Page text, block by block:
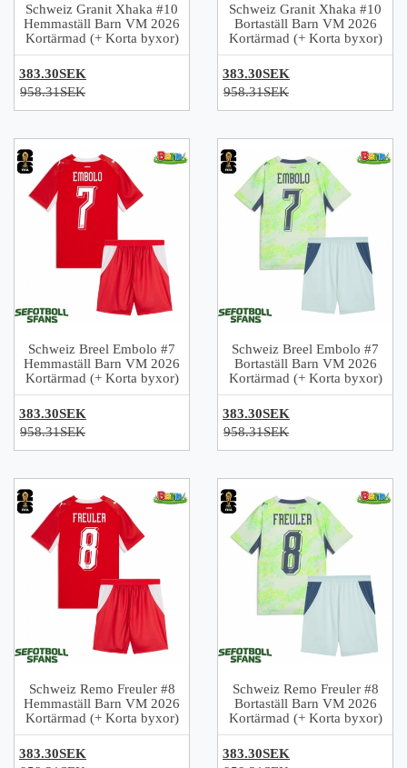
Schweiz Granit Xhaka #10
Hemmaställ Barn VM 2026
Kortärmad (+ Korta byxor)
383.30SEK
958.31SEK
Schweiz Granit Xhaka #10
Bortaställ Barn VM 2026
Kortärmad (+ Korta byxor)
383.30SEK
958.31SEK
Schweiz Breel Embolo #7
Hemmaställ Barn VM 2026
Kortärmad (+ Korta byxor)
383.30SEK
958.31SEK
Schweiz Breel Embolo #7
Bortaställ Barn VM 2026
Kortärmad (+ Korta byxor)
383.30SEK
958.31SEK
Schweiz Remo Freuler #8
Hemmaställ Barn VM 2026
Kortärmad (+ Korta byxor)
383.30SEK
Schweiz Remo Freuler #8
Bortaställ Barn VM 2026
Kortärmad (+ Korta byxor)
383.30SEK